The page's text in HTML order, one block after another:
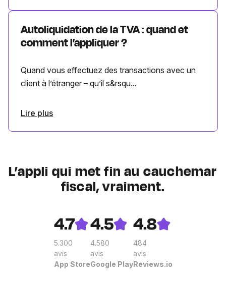
Autoliquidation de la TVA : quand et
comment l’appliquer ?
Quand vous effectuez des transactions avec un
client à l’étranger – qu’il s&rsqu...
Lire plus
L’appli qui met fin au cauchemar
fiscal, vraiment.
4.7
5.300
avis
App Store
4.5
4.580
avis
Google Play
4.8
484
avis
Reviews.io